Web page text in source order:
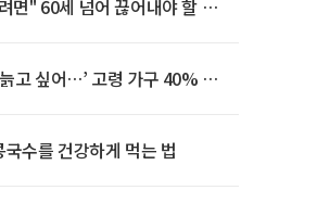
면" 60세 넘어 끊어내야 할 사
고 싶어…’ 고령 가구 40% 노
수를 건강하게 먹는 법